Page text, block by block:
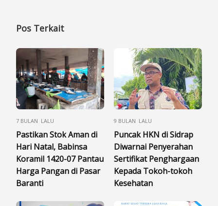
Pos Terkait
7 BULAN LALU
Pastikan Stok Aman di
Hari Natal, Babinsa
Koramil 1420-07 Pantau
Harga Pangan di Pasar
Baranti
9 BULAN LALU
Puncak HKN di Sidrap
Diwarnai Penyerahan
Sertifikat Penghargaan
Kepada Tokoh-tokoh
Kesehatan